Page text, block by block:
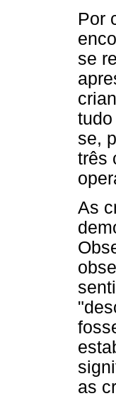
Por
se
se,
três
As
as